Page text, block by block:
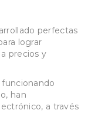
perfectas
lograr
precios y
han
a través